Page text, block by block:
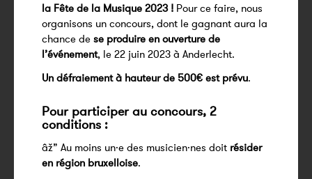
la Fête de la Musique 2023 ! Pour ce faire, nous
organisons un concours, dont le gagnant aura la
chance de se produire en ouverture de
l’événement, le 22 juin 2023 à Anderlecht.
Un défraiement à hauteur de 500€ est prévu.
Pour participer au concours, 2
conditions :
âž” Au moins un·e des musicien·nes doit résider
en région bruxelloise.